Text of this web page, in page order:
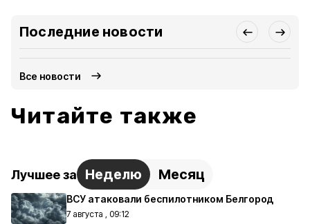
Последние новости
Все новости
Читайте также
Лучшее за Неделю Месяц
ВСУ атаковали беспилотником Белгород
7 августа , 09:12